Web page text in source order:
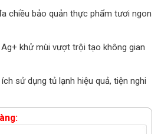
chiều bảo quản thực phẩm tươi ngon
khử mùi vượt trội tạo không gian
sử dụng tủ lạnh hiệu quả, tiện nghi